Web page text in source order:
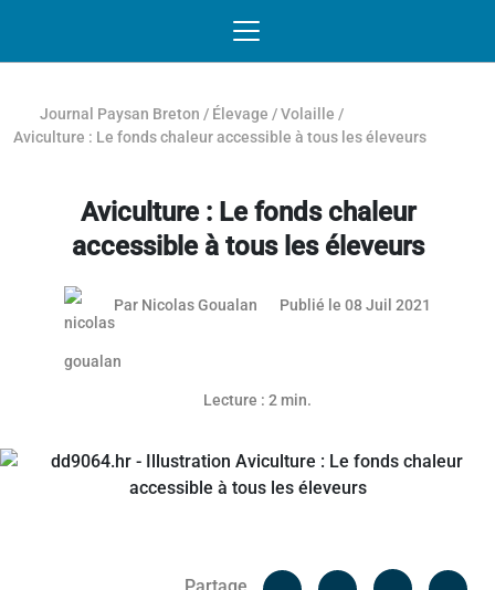
Journal Paysan Breton / Élevage /Volaille /
Aviculture : Le fonds chaleur accessible à tous les éleveurs
Aviculture : Le fonds chaleur
accessible à tous les éleveurs
Par Nicolas Goualan Publié le 08 Juil 2021
Lecture : 2 min.
Partage
Facebook